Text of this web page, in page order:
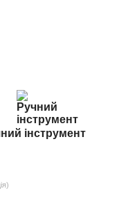
інструмент